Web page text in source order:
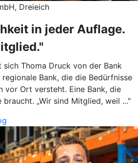
Dreieich
in jeder Auflage.
Thoma Druck von der Bank
Bank, die die Bedürfnisse
vor Ort versteht. Eine Bank, die
„Wir sind Mitglied, weil ..."